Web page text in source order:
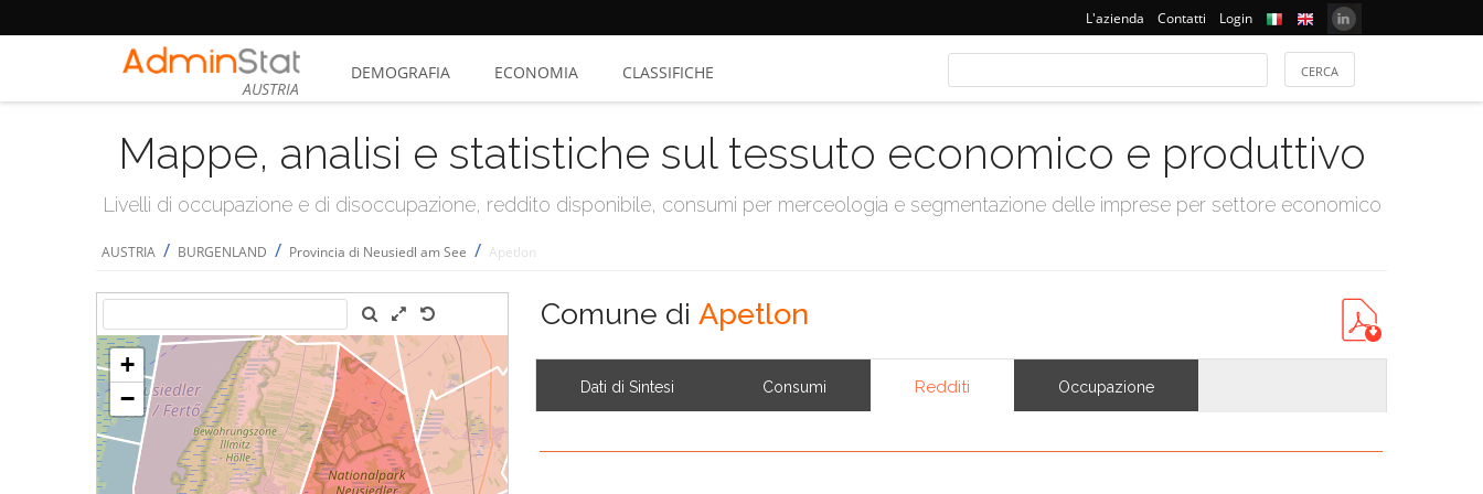
L'azienda Contatti Login
AUSTRIA
DEMOGRAFIA ECONOMIA CLASSIFICHE
Mappe, analisi e statistiche sul tessuto economico e produttivo
Livelli di occupazione e di disoccupazione, reddito disponibile, consumi per merceologia e segmentazione delle imprese per settore economico
AUSTRIA / BURGENLAND / Provincia di Neusiedl am See / Apetlon
Comune di Apetlon
Dati di Sintesi Consumi Redditi Occupazione